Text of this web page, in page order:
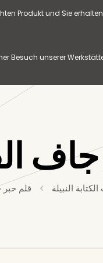
Produkt und Sie
Besuch unserer
جاف
النبيلة قلم